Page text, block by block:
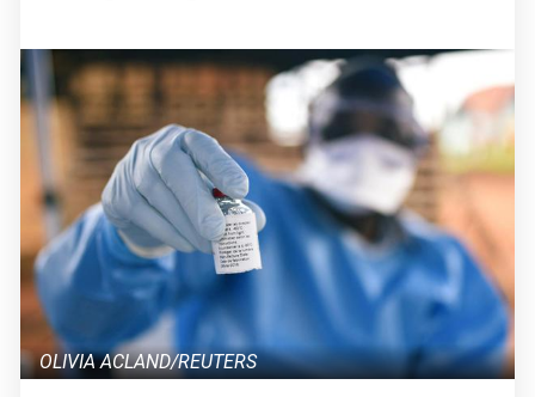
OLIVIA ACLAND/REUTERS